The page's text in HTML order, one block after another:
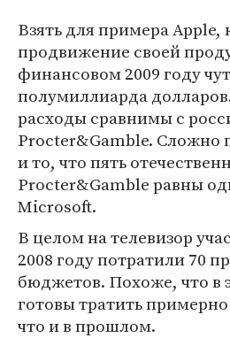
Взять для примера Apple,
продвижение своей
финансовом 2009 году
полумиллиарда
расходы сравнимы с
Procter&Gamble. Сложно
и то, что пять
Procter&Gamble равны
Microsoft.
В целом на телевизор
2008 году потратили 70
бюджетов. Похоже, что в
готовы тратить
что и в прошлом.